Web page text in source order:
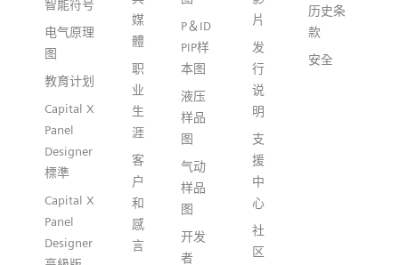
智能符号
电气原理
图
教育计划
Capital X
Panel
Designer
標準
Capital X
Panel
Designer
媒
體
职
业
生
涯
客
户
和
感
言
P＆ID
PIP样
本图
液压
样品
图
气动
样品
图
开发
者
片
发
行
说
明
支
援
中
心
社
区
历史条
款
安全